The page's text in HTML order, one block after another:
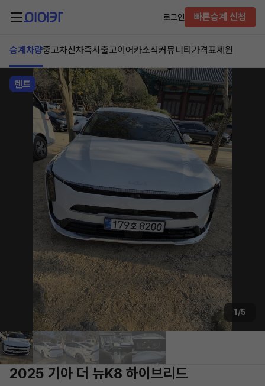
로그인 빠른승계 신청
승계차량중고차신차즉시출고이어카소식커뮤니티 가격표제원
렌트
1/5
2025 기아 더 뉴K8 하이브리드